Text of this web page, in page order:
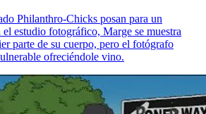
Philanthro-Chicks posan para un
estudio fotográfico, Marge se muestra
parte de su cuerpo, pero el fotógrafo
ofreciéndole vino.